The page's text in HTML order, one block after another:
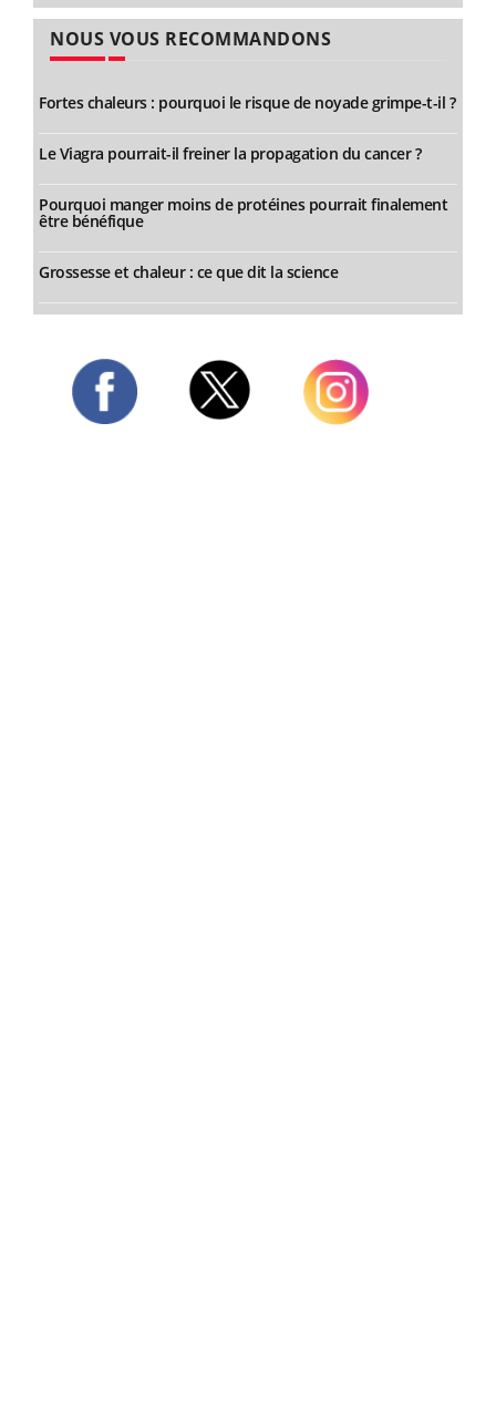
NOUS VOUS RECOMMANDONS
Fortes chaleurs : pourquoi le risque de noyade grimpe-t-il ?
Le Viagra pourrait-il freiner la propagation du cancer ?
Pourquoi manger moins de protéines pourrait finalement
être bénéfique
Grossesse et chaleur : ce que dit la science